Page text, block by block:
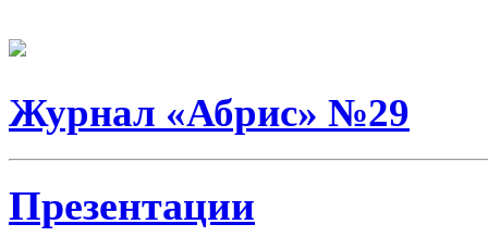
Журнал «Абрис» №29
Презентации